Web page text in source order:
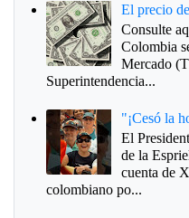
El precio
Consulte
Colombia
Mercado
Superintendencia...
"¡Cesó la
El
de la
cuenta de
colombiano po...